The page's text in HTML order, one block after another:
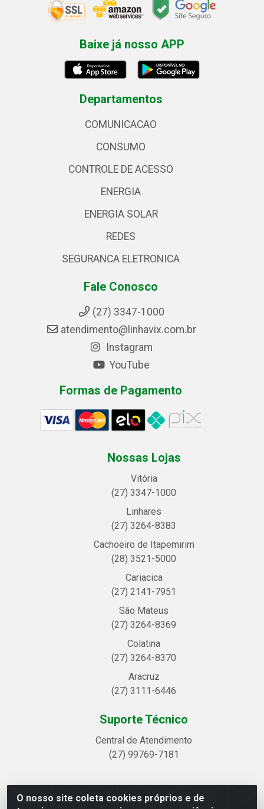
O nosso site coleta cookies próprios e de
Baixe já nosso APP
Departamentos
COMUNICACAO
CONSUMO
CONTROLE DE ACESSO
ENERGIA
ENERGIA SOLAR
REDES
SEGURANCA ELETRONICA
Fale Conosco
(27) 3347-1000
atendimento@linhavix.com.br
Instagram
YouTube
Formas de Pagamento
Nossas Lojas
Vitória
(27) 3347-1000
Linhares
(27) 3264-8383
Cachoeiro de Itapemirim
(28) 3521-5000
Cariacica
(27) 2141-7951
São Mateus
(27) 3264-8369
Colatina
(27) 3264-8370
Aracruz
(27) 3111-6446
Suporte Técnico
Central de Atendimento
(27) 99769-7181
Linhavix Distribuidora LTDA - Avenida Alegre, 2521 -